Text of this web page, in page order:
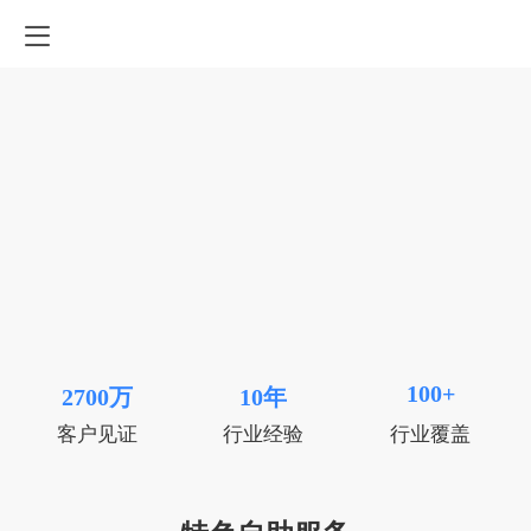
2700万
客户见证
10年
行业经验
100+
行业覆盖